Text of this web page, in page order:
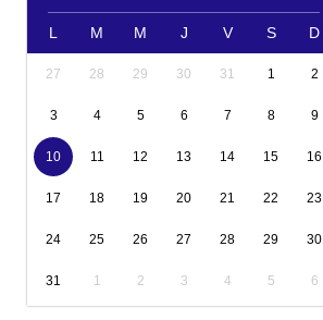
L M M J V S D
27 28 29 30 31 1 2
3 4 5 6 7 8 9
10 11 12 13 14 15 16
17 18 19 20 21 22 23
24 25 26 27 28 29 30
31 1 2 3 4 5 6